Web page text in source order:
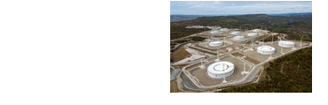
СТИЛЬ ТЕСТЫ